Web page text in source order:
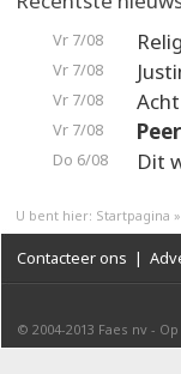
Vr 7/08
Vr 7/08
Vr 7/08
Vr 7/08 Peer
Do 6/08 Dit
U bent hier: Startpagina »
Contacteer ons |
© 2004-2013 Faes nv -